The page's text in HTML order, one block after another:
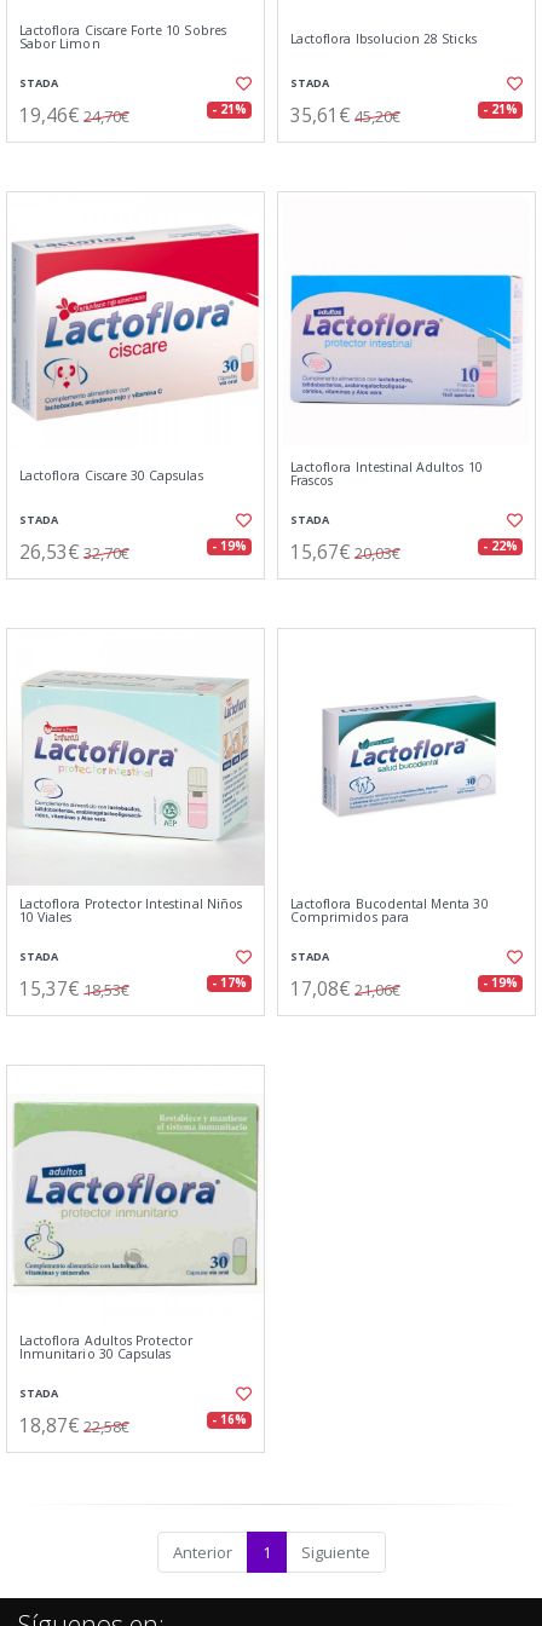
Lactoflora Ciscare Forte 10 Sobres
Sabor Limon
STADA
19,46€ 24,70€ - 21%
Lactoflora Ibsolucion 28 Sticks
STADA
35,61€ 45,20€ - 21%
Lactoflora Ciscare 30 Capsulas
STADA
26,53€ 32,70€ - 19%
Lactoflora Intestinal Adultos 10
Frascos
STADA
15,67€ 20,03€ - 22%
Lactoflora Protector Intestinal Niños
10 Viales
STADA
15,37€ 18,53€ - 17%
Lactoflora Bucodental Menta 30
Comprimidos para
STADA
17,08€ 21,06€ - 19%
Lactoflora Adultos Protector
Inmunitario 30 Capsulas
STADA
18,87€ 22,58€ - 16%
Anterior 1 Siguiente